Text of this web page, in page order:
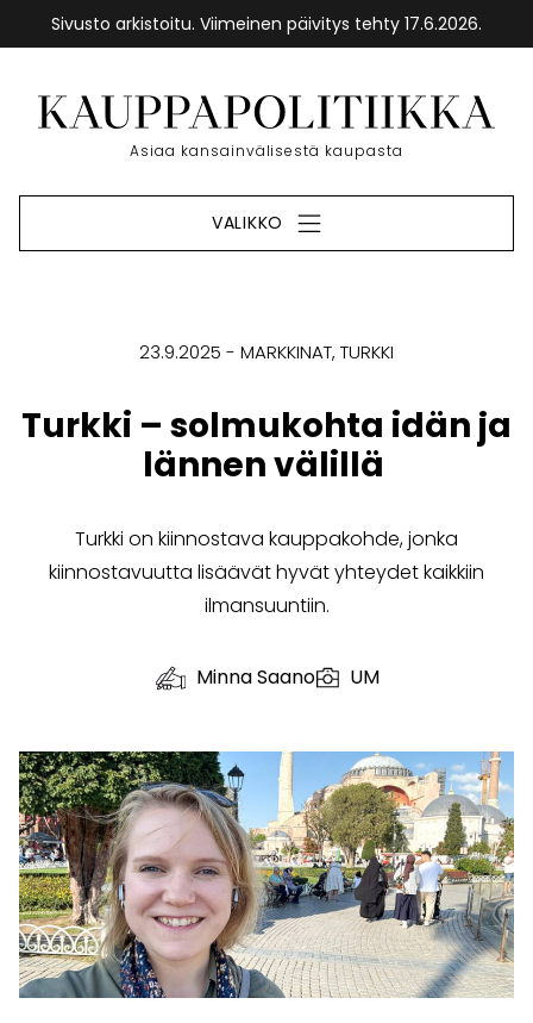
Sivusto arkistoitu. Viimeinen päivitys tehty 17.6.2026.
sisältöön
Etusivu
Asiaa kansainvälisestä kaupasta
VALIKKO
23.9.2025 MARKKINAT TURKKI
Turkki – solmukohta idän ja
lännen välillä
Turkki on kiinnostava kauppakohde, jonka
kiinnostavuutta lisäävät hyvät yhteydet kaikkiin
ilmansuuntiin.
Minna Saano UM